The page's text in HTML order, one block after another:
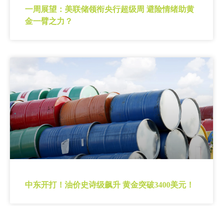
一周展望：美联储领衔央行超级周 避险情绪助黄
金一臂之力？
中东开打！油价史诗级飙升 黄金突破3400美元！